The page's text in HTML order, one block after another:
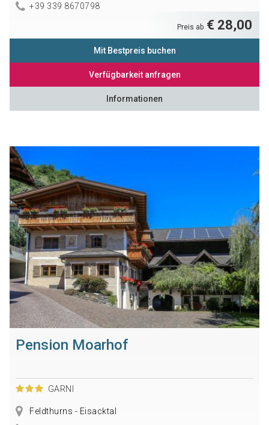
+39 339 8670798
Preis ab € 28,00
Mit Bestpreis buchen
Verfügbarkeit anfragen
Informationen
Pension Moarhof
GARNI
Feldthurns - Eisacktal